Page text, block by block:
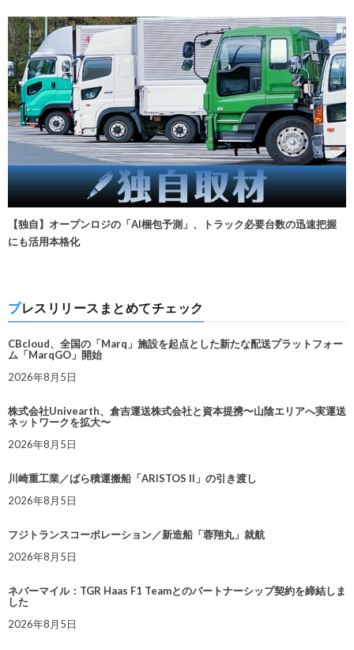
【独自】オープンロジの「AI梱包予測」、トラック必要台数の迅速把握
にも活用本格化
プレスリリースまとめてチェック
CBcloud、全国の「Marq」施設を起点とした新たな配送プラットフォー
ム「MarqGO」開始
2026年8月5日
株式会社Univearth、倉吉運送株式会社と資本提携〜山陰エリアへ実運送
ネットワークを拡大〜
2026年8月5日
川崎重工業／ばら積運搬船「ARISTOS II」の引き渡し
2026年8月5日
フジトランスコーポレーション／新造船「蓉翔丸」就航
2026年8月5日
ネバーマイル：TGR Haas F1 Teamとのパートナーシップ契約を締結しま
した
2026年8月5日